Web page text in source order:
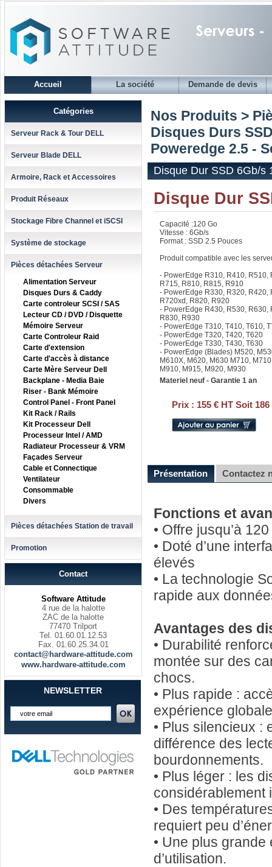
Accueil La société Demande de devis
Catégories
Serveur Rack & Tour DELL
Serveur Blade DELL
Armoire, Rack et Accessoires
Produit Réseaux
Stockage Fibre Channel et iSCSI
Système de stockage
Pièces détachées Serveur
Alimentation Serveur
Disques Durs & Caddy
Carte controleur SCSI / SAS
Lecteur CD / DVD / Disquette
Mémoire Serveur
Carte Controleur Raid
Carte d'extension
Carte d'accès à distance
Carte Mère Serveur Dell
Backplane - Media Baie
Riser - Bank Mémoire
Control Panel - Front Panel
Kit Rack / Rails
Kit Processeur Dell
Processeur Intel / AMD
Radiateur Processeur & VRM
Façades Serveur
Cable et Connectique
Ventilateur
Consommable
Divers
Pièces détachées Station de travail
Promotion
Contact
Software Attitude
4 rue de la halotte
ZAC de la halotte
77470 Trilport
Tel. 01.60.01.12.53
Fax. 01.60.25.34.01
contact@hardware-attitude.com
www.hardware-attitude.com
NEWSLETTER
Nos Produits >
Disques Durs
Poweredge 2.5 -
Disque Dur SSD 6Gb/s
Disque Dur
Capacité :120 Go
Vitesse : 6Gb/s
Format : SSD 2.5 Pouces
Produit compatible avec les
- PowerEdge R310, R410, R510,
R715, R810, R815, R910
- PowerEdge R330, R320, R420,
R720xd, R820, R920
- PowerEdge R430, R530, R630,
R830, R930
- PowerEdge T310, T410, T610,
- PowerEdge T320, T420, T620
- PowerEdge T330, T430, T630
- PowerEdge (Blades) M520,
M610X, M620, M630 M710,
M910, M915, M920, M930
Materiel neuf - Garantie 1 an
Prix : 155 € HT Soit 186
Présentation Contactez
Fonctions et
• Offre jusqu’à
• Doté d’une
élevés
• La technologie
rapide aux
Avantages des
• Durabilité
montée sur des
chocs.
• Plus rapide :
expérience
• Plus silencieux :
différence des
bourdonnements.
• Plus léger : les
considérablement
• Des
requiert peu
• Une plus
d’utilisation.